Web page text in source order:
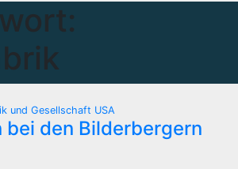
und Gesellschaft USA
den Bilderbergern